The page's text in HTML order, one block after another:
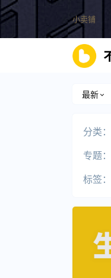
小卖铺
最新
分类：
专题：
标签：